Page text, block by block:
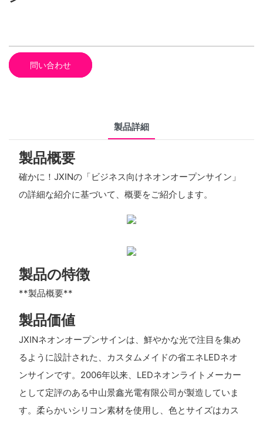
問い合わせ
製品詳細
製品概要
確かに！JXINの「ビジネス向けネオンオープンサイン」
の詳細な紹介に基づいて、概要をご紹介します。
製品の特徴
**製品概要**
製品価値
JXINネオンオープンサインは、鮮やかな光で注目を集め
るように設計された、カスタムメイドの省エネLEDネオ
ンサインです。2006年以来、LEDネオンライトメーカー
として定評のある中山景鑫光電有限公司が製造していま
す。柔らかいシリコン素材を使用し、色とサイズはカス